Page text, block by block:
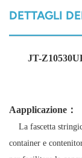
DETTAGLI
JT-Z10530U
Aapplicazione ：
La fascetta
container e